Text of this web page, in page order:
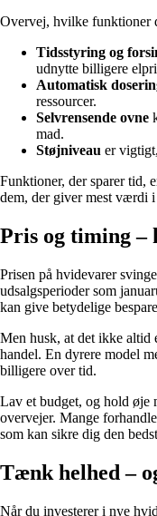
Overvej, hvilke funktioner
Tidsstyring og
udnytte billigere
Automatisk
ressourcer.
Selvrensende ovne
mad.
Støjniveau er
Funktioner, der sparer tid,
dem, der giver mest værdi
Pris og timing –
Prisen på hvidevarer
udsalgsperioder som
kan give betydelige
Men husk, at det ikke altid
handel. En dyrere model
billigere over tid.
Lav et budget, og hold øje
overvejer. Mange
som kan sikre dig den
Tænk helhed –
Når du investerer i nye